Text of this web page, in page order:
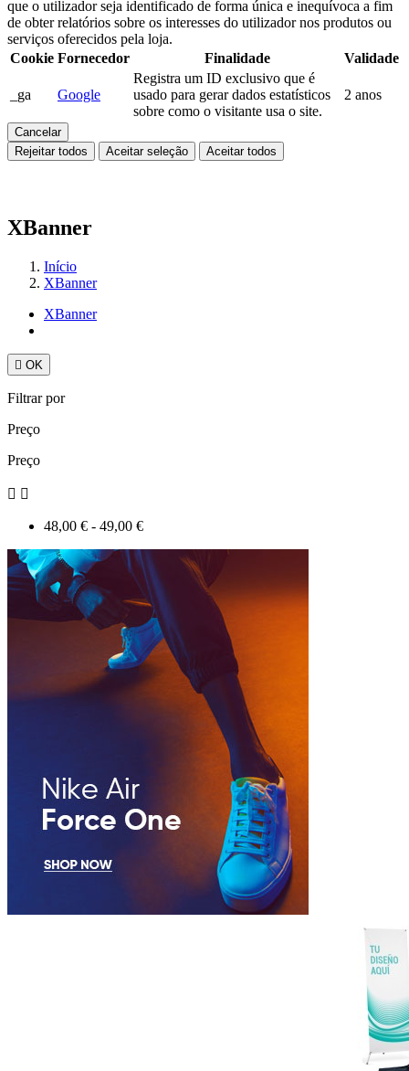
que o utilizador seja identificado de forma única e inequívoca a fim
de obter relatórios sobre os interesses do utilizador nos produtos ou
serviços oferecidos pela loja.
Cookie Fornecedor Finalidade Validade
_ga Google
Registra um ID exclusivo que é
usado para gerar dados estatísticos
sobre como o visitante usa o site.
2 anos
Cancelar
Rejeitar todos
Aceitar seleção Aceitar todos
XBanner
Início
XBanner
XBanner
 OK
Filtrar por
Preço
Preço
 
48,00 € - 49,00 €